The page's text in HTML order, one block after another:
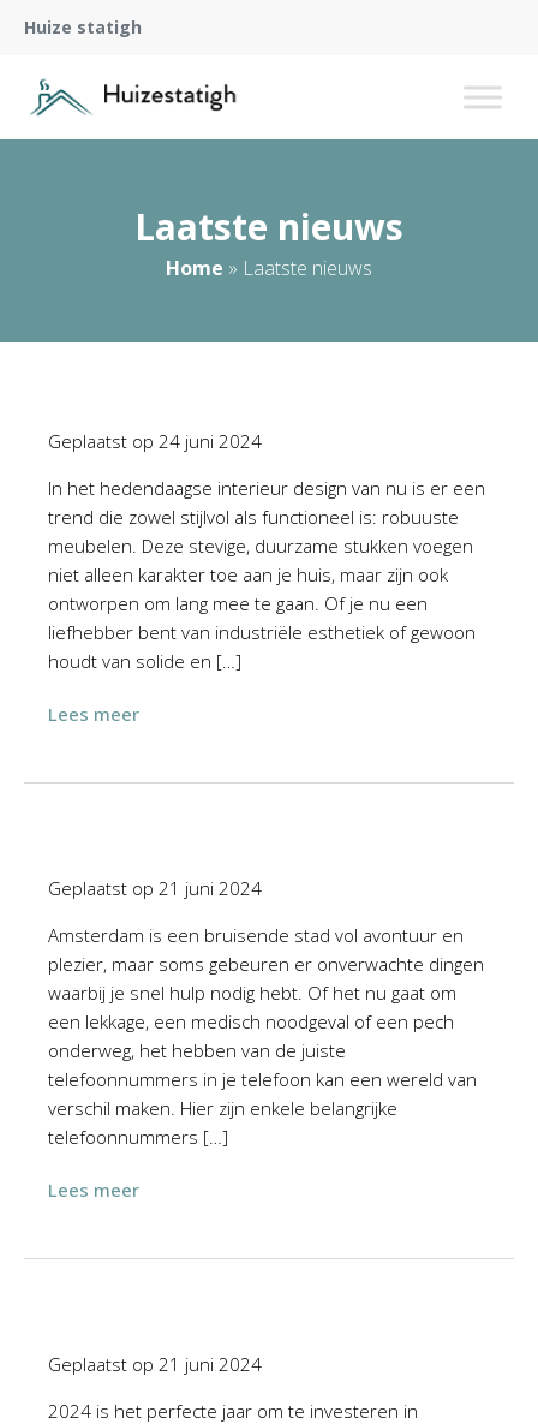
Huize statigh
Laatste nieuws
Home » Laatste nieuws
Geplaatst op 24 juni 2024
In het hedendaagse interieur design van nu is er een
trend die zowel stijlvol als functioneel is: robuuste
meubelen. Deze stevige, duurzame stukken voegen
niet alleen karakter toe aan je huis, maar zijn ook
ontworpen om lang mee te gaan. Of je nu een
liefhebber bent van industriële esthetiek of gewoon
houdt van solide en […]
Lees meer
Geplaatst op 21 juni 2024
Amsterdam is een bruisende stad vol avontuur en
plezier, maar soms gebeuren er onverwachte dingen
waarbij je snel hulp nodig hebt. Of het nu gaat om
een lekkage, een medisch noodgeval of een pech
onderweg, het hebben van de juiste
telefoonnummers in je telefoon kan een wereld van
verschil maken. Hier zijn enkele belangrijke
telefoonnummers […]
Lees meer
Geplaatst op 21 juni 2024
2024 is het perfecte jaar om te investeren in